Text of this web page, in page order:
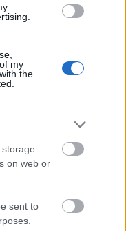
my
the
on web or
sent to
világában
a családban
párja képes-e
órákban váratlan
szembenézned,